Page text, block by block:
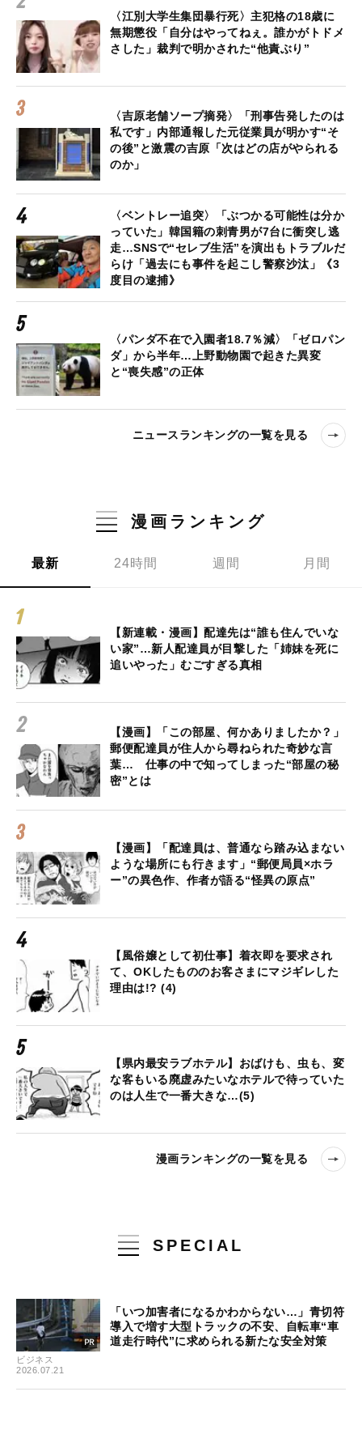
〈江別大学生集団暴行死〉主犯格の18歳に
無期懲役「自分はやってねぇ。誰かがトドメ
さした」裁判で明かされた“他責ぶり”
〈吉原老舗ソープ摘発〉「刑事告発したのは
私です」内部通報した元従業員が明かす“そ
の後”と激震の吉原「次はどの店がやられる
のか」
〈ベントレー追突〉「ぶつかる可能性は分か
っていた」韓国籍の刺青男が7台に衝突し逃
走…SNSで“セレブ生活”を演出もトラブルだ
らけ「過去にも事件を起こし警察沙汰」《3
度目の逮捕》
〈パンダ不在で入園者18.7％減〉「ゼロパン
ダ」から半年…上野動物園で起きた異変
と“喪失感”の正体
ニュースランキングの一覧を見る
漫画ランキング
最新 24時間 週間 月間
【新連載・漫画】配達先は“誰も住んでいな
い家”…新人配達員が目撃した「姉妹を死に
追いやった」むごすぎる真相
【漫画】「この部屋、何かありましたか？」
郵便配達員が住人から尋ねられた奇妙な言
葉… 仕事の中で知ってしまった“部屋の秘
密”とは
【漫画】「配達員は、普通なら踏み込まない
ような場所にも行きます」“郵便局員×ホラ
ー”の異色作、作者が語る“怪異の原点”
【風俗嬢として初仕事】着衣即を要求され
て、OKしたもののお客さまにマジギレした
理由は!? (4)
【県内最安ラブホテル】おばけも、虫も、変
な客もいる廃虚みたいなホテルで待っていた
のは人生で一番大きな…(5)
漫画ランキングの一覧を見る
SPECIAL
ビジネス
2026.07.21
「いつ加害者になるかわからない…」青切符
導入で増す大型トラックの不安、自転車“車
道走行時代”に求められる新たな安全対策